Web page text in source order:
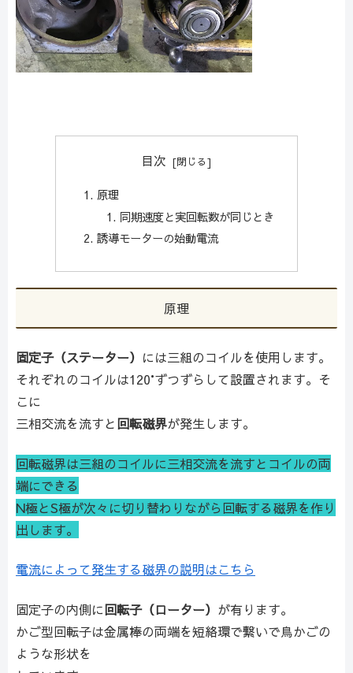
目次
原理
同期速度と実回転数が同じとき
誘導モーターの始動電流
原理
固定子（ステーター） には三組のコイルを使用します。
それぞれのコイルは120°ずつずらして設置されます。そ
こに
三相交流を流すと回転磁界が発生します。
回転磁界は三組のコイルに三相交流を流すとコイルの両
端にできる
N極とS極が次々に切り替わりながら回転する磁界を作り
出します。
電流によって発生する磁界の説明はこちら
固定子の内側に回転子（ローター） が有ります。
かご型回転子は金属棒の両端を短絡環で繋いで鳥かごの
ような形状を